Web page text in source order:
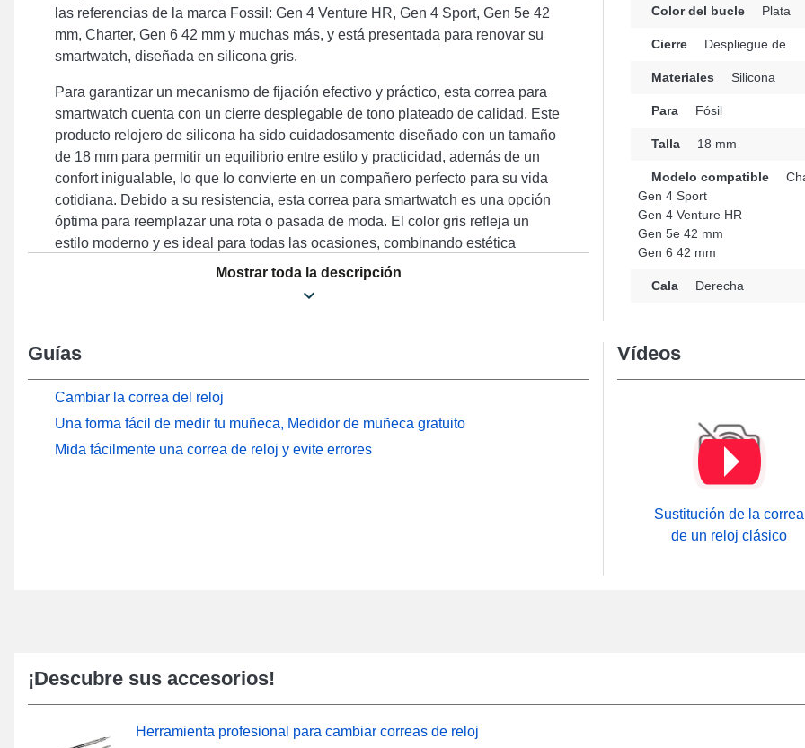
las referencias de la marca Fossil: Gen 4 Venture HR, Gen 4 Sport, Gen 5e 42
mm, Charter, Gen 6 42 mm y muchas más, y está presentada para renovar su
smartwatch, diseñada en silicona gris.
Para garantizar un mecanismo de fijación efectivo y práctico, esta correa para
smartwatch cuenta con un cierre desplegable de tono plateado de calidad. Este
producto relojero de silicona ha sido cuidadosamente diseñado con un tamaño
de 18 mm para permitir un equilibrio entre estilo y practicidad, además de un
confort inigualable, lo que lo convierte en un compañero perfecto para su vida
cotidiana. Debido a su resistencia, esta correa para smartwatch es una opción
óptima para reemplazar una rota o pasada de moda. El color gris refleja un
estilo moderno y es ideal para todas las ocasiones, combinando estética
cuidada y funcionalidad avanzada para satisfacer los deseos de los aficionados
más de la marca Fossil. Combinando un diseño refinado y confort, este
referencias de manera sin esfuerzo, asegurando al mismo tiempo un estilo
único.
Mostrar toda la descripción
Color del bucle Plata
Cierre Despliegue de
Materiales Silicona
Para Fósil
Talla 18 mm
Modelo compatible
Gen 4 Sport
Gen 4 Venture HR
Gen 5e 42 mm
Gen 6 42 mm
Cala Derecha
Guías
Cambiar la correa del reloj
Una forma fácil de medir tu muñeca, Medidor de muñeca gratuito
Mida fácilmente una correa de reloj y evite errores
Vídeos
Sustitución de la correa
de un reloj clásico
¡Descubre sus accesorios!
Herramienta profesional para cambiar correas de reloj